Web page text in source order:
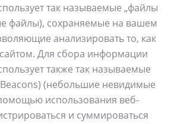
так называемые „файлы
файлы), сохраняемые на вашем
анализировать то, как
Для сбора информации
также так называемые
Beacons) (небольшие невидимые
использования веб-
и суммироваться